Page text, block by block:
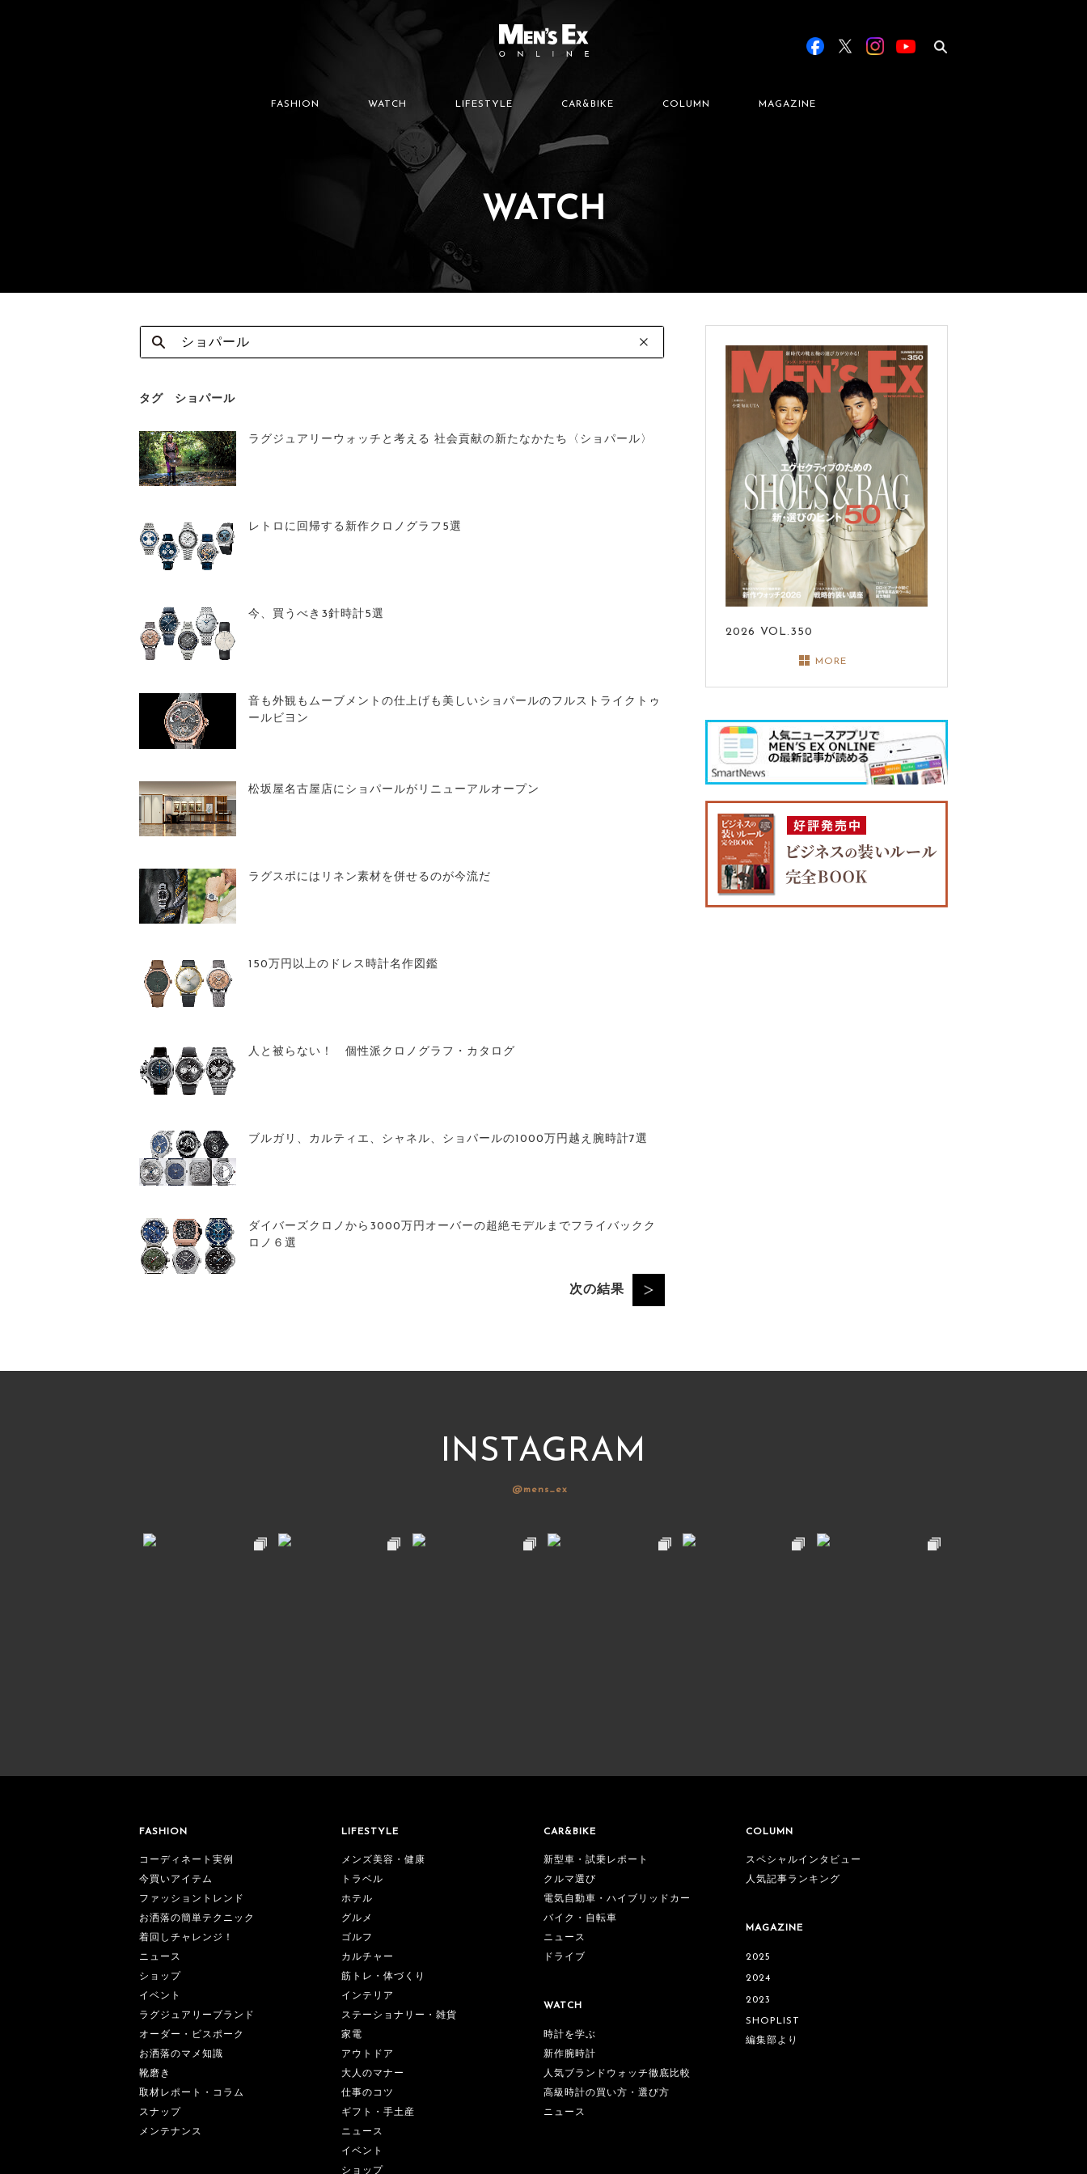
FASHION WATCH LIFESTYLE CAR&BIKE COLUMN MAGAZINE
WATCH
タグ ショパール
ラグジュアリーウォッチと考える 社会貢献の新たなかたち〈ショパール〉
レトロに回帰する新作クロノグラフ5選
今、買うべき3針時計5選
音も外観もムーブメントの仕上げも美しいショパールのフルストライクトゥ
ールビヨン
松坂屋名古屋店にショパールがリニューアルオープン
ラグスポにはリネン素材を併せるのが今流だ
150万円以上のドレス時計名作図鑑
人と被らない！ 個性派クロノグラフ・カタログ
ブルガリ、カルティエ、シャネル、ショパールの1000万円越え腕時計7選
ダイバーズクロノから3000万円オーバーの超絶モデルまでフライバックク
ロノ６選
次の結果
2026 VOL.350
MORE
INSTAGRAM
@mens_ex
FASHION
コーディネート実例
今買いアイテム
ファッショントレンド
お洒落の簡単テクニック
着回しチャレンジ！
ニュース
ショップ
イベント
ラグジュアリーブランド
オーダー・ビスポーク
お洒落のマメ知識
靴磨き
取材レポート・コラム
スナップ
メンテナンス
LIFESTYLE
メンズ美容・健康
トラベル
ホテル
グルメ
ゴルフ
カルチャー
筋トレ・体づくり
インテリア
ステーショナリー・雑貨
家電
アウトドア
大人のマナー
仕事のコツ
ギフト・手土産
ニュース
イベント
ショップ
CAR&BIKE
新型車・試乗レポート
クルマ選び
電気自動車・ハイブリッドカー
バイク・自転車
ニュース
ドライブ
WATCH
時計を学ぶ
新作腕時計
人気ブランドウォッチ徹底比較
高級時計の買い方・選び方
ニュース
COLUMN
スペシャルインタビュー
人気記事ランキング
MAGAZINE
2025
2024
2023
SHOPLIST
編集部より